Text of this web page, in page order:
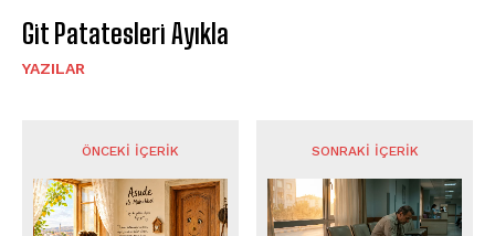
Git Patatesleri Ayıkla
YAZILAR
ÖNCEKI İÇERIK SONRAKI İÇERIK